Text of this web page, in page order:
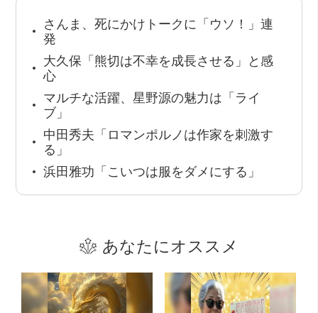
さんま、死にかけトークに「ウソ！」連
発
大久保「熊切は不幸を成長させる」と感
心
マルチな活躍、星野源の魅力は「ライ
ブ」
中田秀夫「ロマンポルノは作家を刺激す
る」
浜田雅功「こいつは服をダメにする」
あなたにオススメ